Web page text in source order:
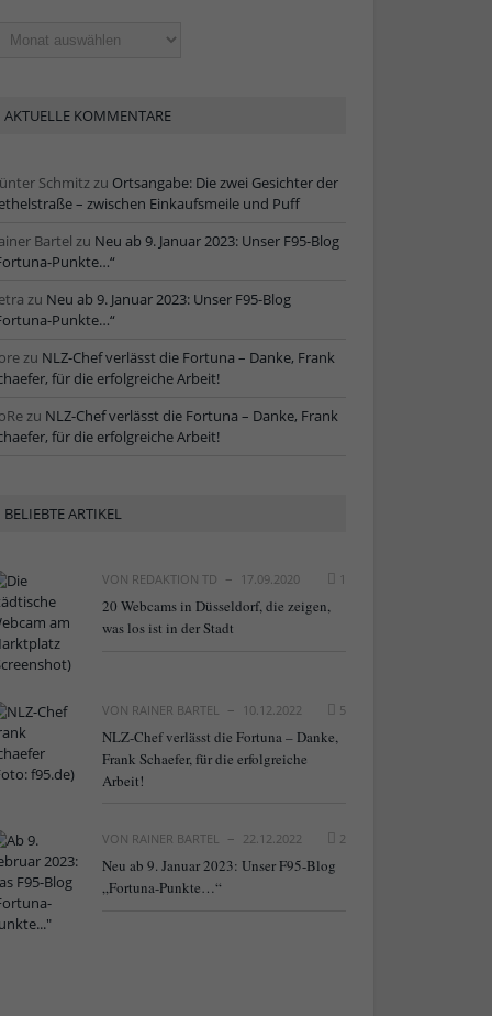
AKTUELLE KOMMENTARE
Schmitzzu Ortsangabe: Die zwei Gesichter der
– zwischen Einkaufsmeile und Puff
Bartel zu Neu ab 9. Januar 2023: Unser F95-Blog
Punkte…“
zu Neu ab 9. Januar 2023: Unser F95-Blog
Punkte…“
zu NLZ-Chef verlässt die Fortuna – Danke, Frank
für die erfolgreiche Arbeit!
zu NLZ-Chef verlässt die Fortuna – Danke, Frank
für die erfolgreiche Arbeit!
BELIEBTE ARTIKEL
VON REDAKTION TD 17.09.2020 1
20 Webcams in Düsseldorf, die zeigen,
was los ist in der Stadt
VON RAINER BARTEL 10.12.2022 5
NLZ-Chef verlässt die Fortuna – Danke,
Frank Schaefer, für die erfolgreiche
Arbeit!
VON RAINER BARTEL 22.12.2022 2
Neu ab 9. Januar 2023: Unser F95-Blog
„Fortuna-Punkte…“